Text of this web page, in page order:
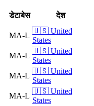
डेटाबेस देश
MA-L
🇺🇸 United
States
MA-L
🇺🇸 United
States
MA-L
🇺🇸 United
States
MA-L
🇺🇸 United
States